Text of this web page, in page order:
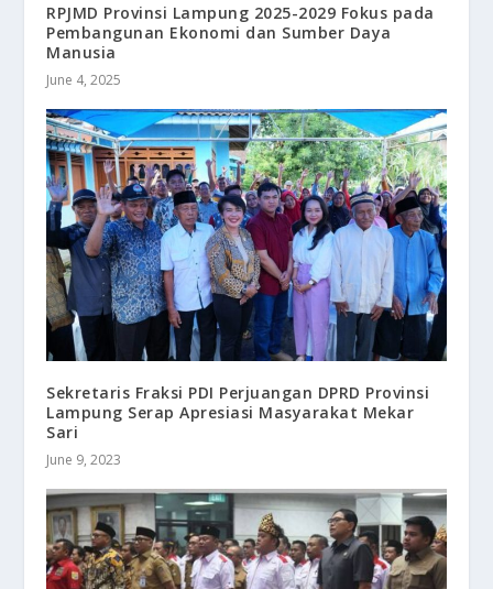
RPJMD Provinsi Lampung 2025-2029 Fokus pada
Pembangunan Ekonomi dan Sumber Daya
Manusia
June 4, 2025
Sekretaris Fraksi PDI Perjuangan DPRD Provinsi
Lampung Serap Apresiasi Masyarakat Mekar
Sari
June 9, 2023